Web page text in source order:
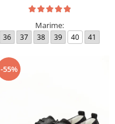
Marime:
36 37 38 39 40 41
-55%